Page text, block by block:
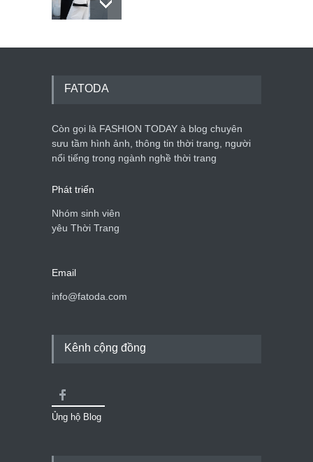
Mẫu áo khoác đẹp cho phụ
Chiếc áo dài cưới của Hoa
hậu Đỗ Hà ?
Thời trang nữ 21/10/2025
FATODA
Còn gọi là FASHION TODAY à blog chuyên
sưu tầm hình ảnh, thông tin thời trang, người
nổi tiếng trong ngành nghề thời trang
Phát triển
Nhóm sinh viên
yêu Thời Trang
Email
info@fatoda.com
Kênh cộng đồng
Ủng hộ Blog